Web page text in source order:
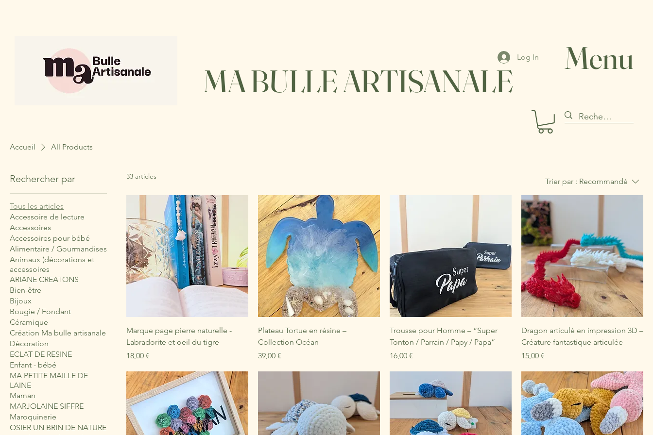
MA BULLE ARTISANALE
Menu
Log In
Accueil All Products
Rechercher par
Tous les articles
Accessoire de lecture
Accessoires
Accessoires pour bébé
Alimentaire / Gourmandises
Animaux (décorations et
accessoires
ARIANE CREATONS
Bien-être
Bijoux
Bougie / Fondant
Céramique
Création Ma bulle artisanale
Décoration
ECLAT DE RESINE
Enfant - bébé
MA PETITE MAILLE DE
LAINE
Maman
MARJOLAINE SIFFRE
Maroquinerie
OSIER UN BRIN DE NATURE
33 articles
Trier par : Recommandé
Marque page pierre naturelle -
Labradorite et oeil du tigre
Prix
18,00 €
Plateau Tortue en résine –
Collection Océan
Prix
39,00 €
Trousse pour Homme – “Super
Tonton / Parrain / Papy / Papa”
Prix
16,00 €
Dragon articulé en impression 3D –
Créature fantastique articulée
Prix
15,00 €